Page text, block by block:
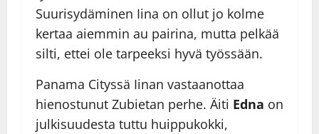
Suurisydäminen Iina on ollut jo kolme
kertaa aiemmin au pairina, mutta pelkää
silti, ettei ole tarpeeksi hyvä työssään.
Panama Cityssä Iinan vastaanottaa
hienostunut Zubietan perhe. Äiti Edna on
julkisuudesta tuttu huippukokki,